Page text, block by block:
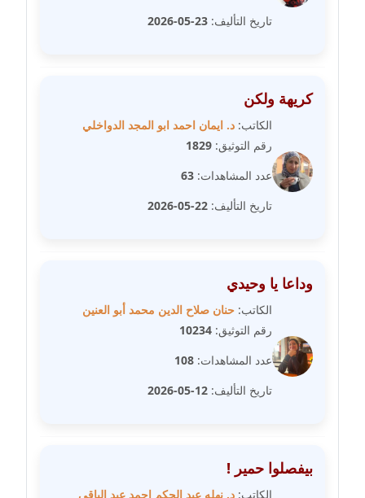
مدونة فاطمة حجازي
عاملة
عاملة
مدونة كريمان سالم
عاملة
موقوف
مدونة ليلى سرحان
تاريخ التأليف: 23-05-2026
كريهة ولكن
الكاتب: د. ايمان احمد ابو المجد الدواخلي
رقم التوثيق: 1829
عدد المشاهدات: 63
تاريخ التأليف: 22-05-2026
وداعا يا وحيدي
الكاتب: حنان صلاح الدين محمد أبو العنين
رقم التوثيق: 10234
عدد المشاهدات: 108
تاريخ التأليف: 12-05-2026
بيفصلوا حمير !
الكاتب: د. نهله عبد الحكم احمد عبد الباقي